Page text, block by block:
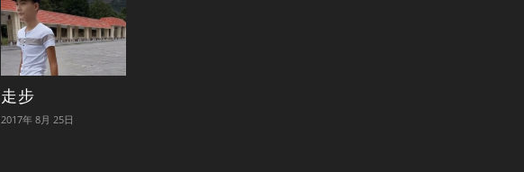
走步
2017年 8月 25日